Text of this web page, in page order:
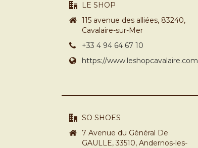
LE SHOP
115 avenue des alliées, 83240,
Cavalaire-sur-Mer
+33 4 94 64 67 10
https://www.leshopcavalaire.com
SO SHOES
7 Avenue du Général De
GAULLE, 33510, Andernos-les-